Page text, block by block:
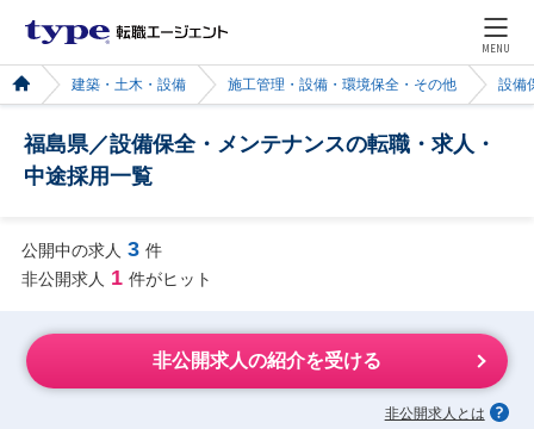
MENU
建築・土木・設備 施工管理・設備・環境保全・その他 設備
福島県／設備保全・メンテナンスの転職・求人・
中途採用一覧
公開中の求人 3 件
非公開求人 1 件がヒット
非公開求人の紹介を受ける
非公開求人とは